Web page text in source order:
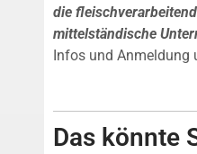
die
mittelständische
Infos und Anmeldung
Das könnte